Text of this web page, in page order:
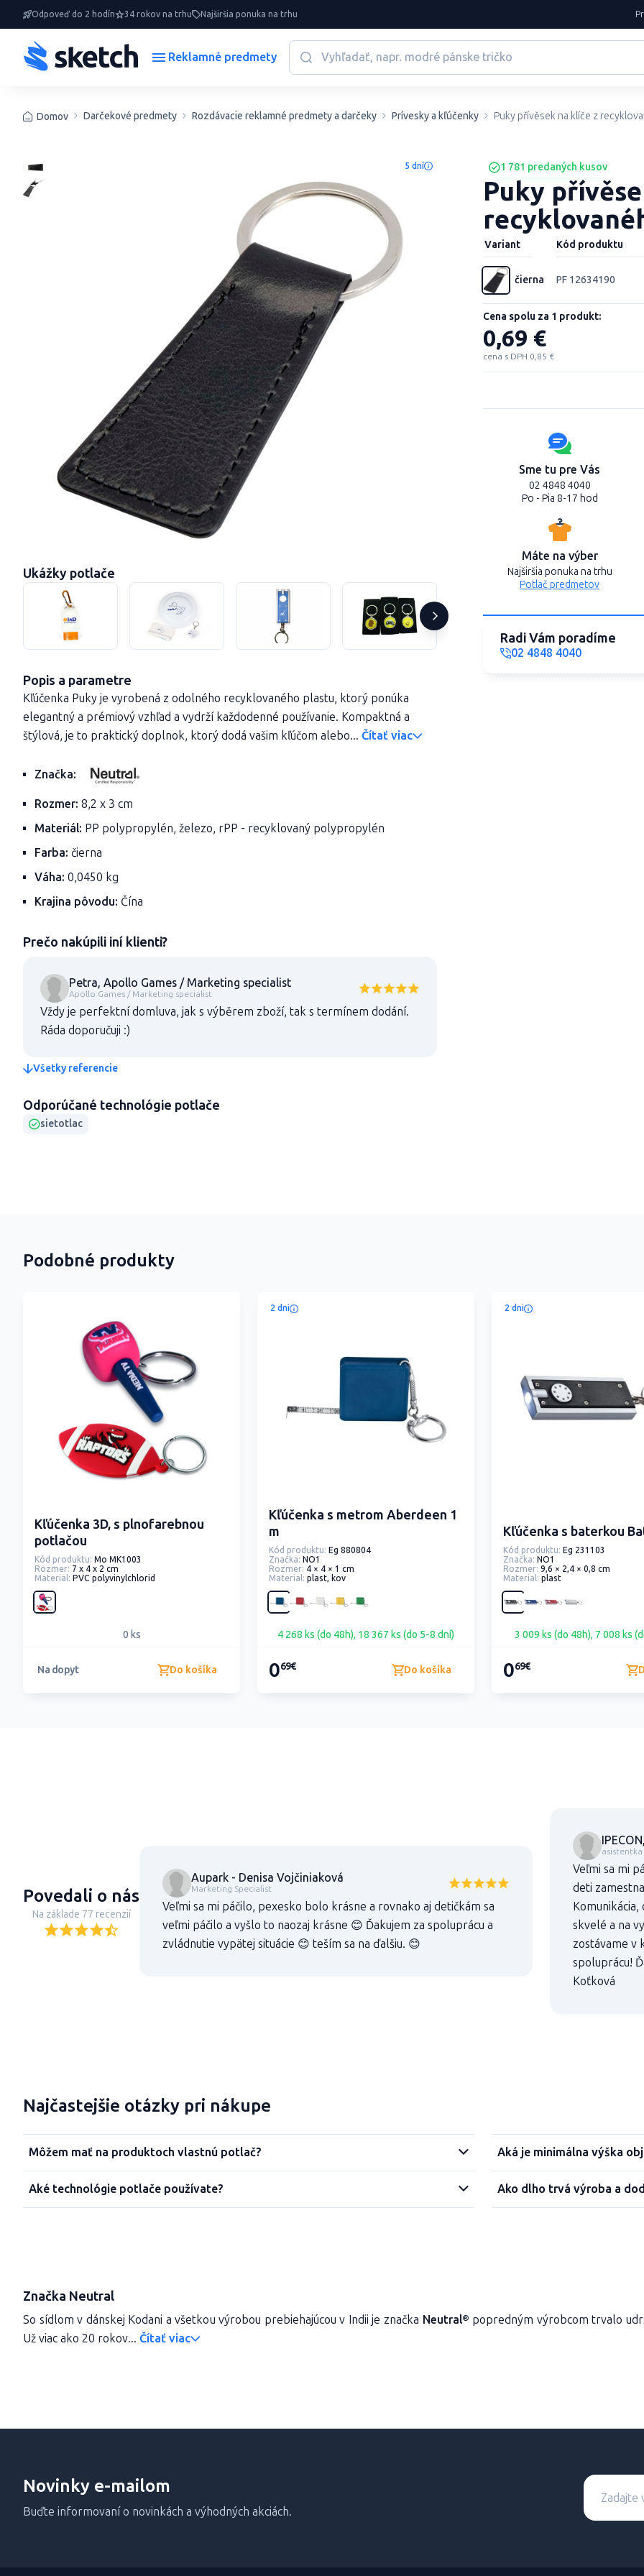
Odpoveď do 2 hodín 34 rokov na trhu Najširšia ponuka na trhu
Reklamné predmety
Domov Darčekové predmety Rozdávacie reklamné predmety a darčeky Prívesky a kľúčenky Puky přívěsek na klíče z
5 dní 1 781 predaných kusov
Puky
Variant Kód produktu
čierna PF 12634190
Cena spolu za 1 produkt:
0,69 €
cena s DPH 0,85 €
Sme tu pre Vás
02 4848 4040
Po - Pia 8-17 hod
Máte na výber
Najširšia ponuka na trhu
Potlač predmetov
Radi Vám poradíme
02 4848 4040
Ukážky potlače
Popis a parametre
Kľúčenka Puky je vyrobená z odolného recyklovaného plastu, ktorý ponúka
elegantný a prémiový vzhľad a vydrží každodenné používanie. Kompaktná a
štýlová, je to praktický doplnok, ktorý dodá vašim kľúčom alebo... Čítať viac
Značka:
Rozmer: 8,2 x 3 cm
Materiál: PP polypropylén, železo, rPP - recyklovaný polypropylén
Farba: čierna
Váha: 0,0450 kg
Krajina pôvodu: Čína
Prečo nakúpili iní klienti?
Petra, Apollo Games / Marketing specialist
Apollo Games / Marketing specialist
Vždy je perfektní domluva, jak s výběrem zboží, tak s termínem dodání.
Ráda doporučuji :)
Všetky referencie
Odporúčané technológie potlače
sietotlac
Podobné produkty
Kľúčenka 3D, s plnofarebnou
potlačou
Kód produktu: Mo MK1003
Rozmer: 7 x 4 x 2 cm
Material: PVC polyvinylchlorid
0 ks
Na dopyt Do košíka
2 dni
Kľúčenka s metrom Aberdeen 1
m
Kód produktu: Eg 880804
Značka: NO1
Rozmer: 4 × 4 × 1 cm
Material: plast, kov
4 268 ks (do 48h), 18 367 ks (do 5-8 dní)
069€ Do košíka
2 dni
Kľúčenka s baterkou
Kód produktu: Eg 231103
Značka: NO1
Rozmer: 9,6 × 2,4 × 0,8 cm
Material: plast
3 009 ks (do 48h), 7 008 ks
069€
Povedali o nás
Na základe 77 recenzií
Aupark - Denisa Vojčiniaková
Marketing Specialist
Veľmi sa mi páčilo, pexesko bolo krásne a rovnako aj detičkám sa
veľmi páčilo a vyšlo to naozaj krásne 😊 Ďakujem za spoluprácu a
zvládnutie vypätej situácie 😊 teším sa na ďalšiu. 😊
asistentka
Veľmi sa mi
deti
skvelé a na
zostávame v
spoluprácu!
Koťková
Najčastejšie otázky pri nákupe
Môžem mať na produktoch vlastnú potlač?
Aké technológie potlače používate?
Aká je minimálna výška
Ako dlho trvá výroba a
Značka Neutral
So sídlom v dánskej Kodani a všetkou výrobou prebiehajúcou v Indii je značka Neutral® popredným výrobcom trvalo
Už viac ako 20 rokov... Čítať viac
Novinky e-mailom
Buďte informovaní o novinkách a výhodných akciách.